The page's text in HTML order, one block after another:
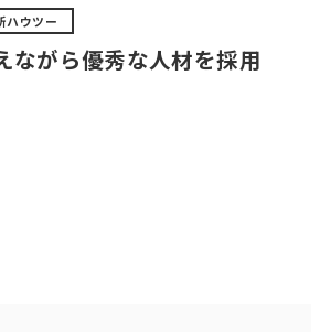
ハウツー
ながら優秀な人材を採用